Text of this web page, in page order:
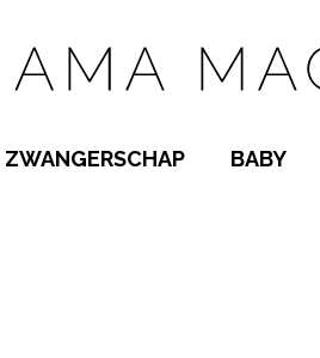
ZWANGERSCHAP BABY